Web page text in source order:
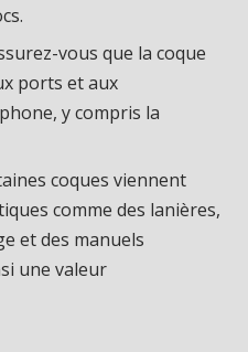
vous que la coque
ports et aux
y compris la
coques viennent
comme des lanières,
et des manuels
une valeur